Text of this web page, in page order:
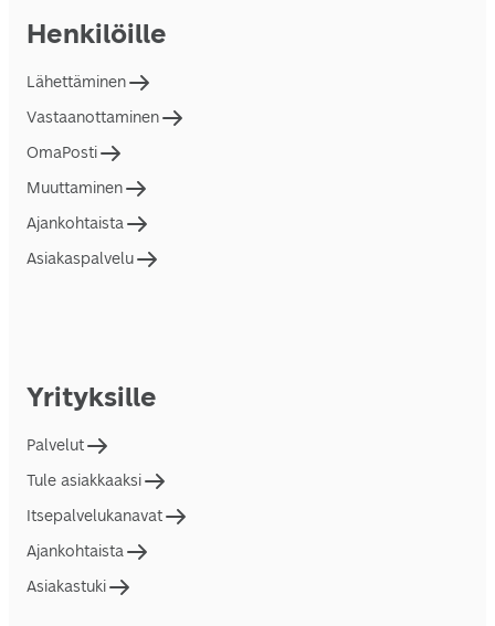
Henkilöille
Lähettäminen
Vastaanottaminen
OmaPosti
Muuttaminen
Ajankohtaista
Asiakaspalvelu
Yrityksille
Palvelut
Tule asiakkaaksi
Itsepalvelukanavat
Ajankohtaista
Asiakastuki